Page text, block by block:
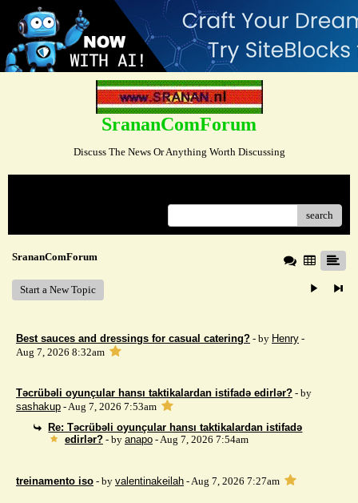
SrananComForum
Discuss The News Or Anything Worth Discussing
search
SrananComForum
Start a New Topic
Best sauces and dressings for casual catering? - by Henry -
Aug 7, 2026 8:32am
Təcrübəli oyunçular hansı taktikalardan istifadə edirlər? - by
sashakup - Aug 7, 2026 7:53am
Re: Təcrübəli oyunçular hansı taktikalardan istifadə
edirlər? - by anapo- Aug 7, 2026 7:54am
treinamento iso - by valentinakeilah - Aug 7, 2026 7:27am